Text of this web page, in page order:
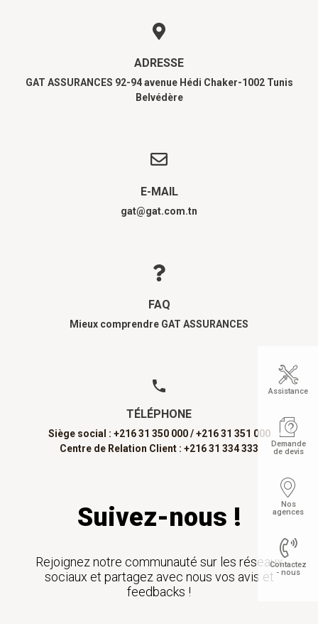
ADRESSE
GAT ASSURANCES 92-94 avenue Hédi Chaker-1002 Tunis
Belvédère
E-MAIL
gat@gat.com.tn
FAQ
Mieux comprendre GAT ASSURANCES
TÉLÉPHONE
Siège social : +216 31 350 000 / +216 31 351 000
Centre de Relation Client : +216 31 334 333
Suivez-nous !
Rejoignez notre communauté sur les réseaux
sociaux et partagez avec nous vos avis et
feedbacks !
Assistance
Demande
de devis
Nos
agences
Contactez
- nous